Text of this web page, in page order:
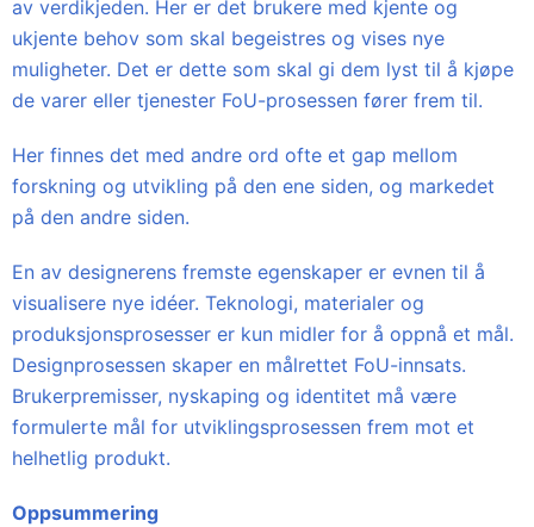
av verdikjeden. Her er det brukere med kjente og
ukjente behov som skal begeistres og vises nye
muligheter. Det er dette som skal gi dem lyst til å kjøpe
de varer eller tjenester FoU-prosessen fører frem til.
Her finnes det med andre ord ofte et gap mellom
forskning og utvikling på den ene siden, og markedet
på den andre siden.
En av designerens fremste egenskaper er evnen til å
visualisere nye idéer. Teknologi, materialer og
produksjonsprosesser er kun midler for å oppnå et mål.
Designprosessen skaper en målrettet FoU-innsats.
Brukerpremisser, nyskaping og identitet må være
formulerte mål for utviklingsprosessen frem mot et
helhetlig produkt.
Oppsummering